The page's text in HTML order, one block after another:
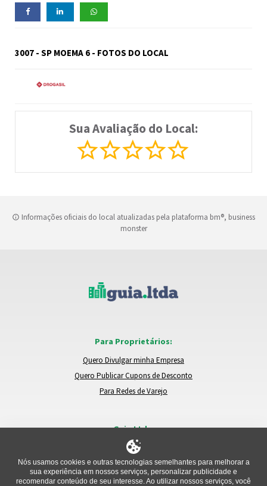
3007 - SP MOEMA 6 - FOTOS DO LOCAL
Sua Avaliação do Local:
Informações oficiais do local atualizadas pela plataforma bm®, business
monster
Para Proprietários:
Quero Divulgar minha Empresa
Quero Publicar Cupons de Desconto
Para Redes de Varejo
Guia.Ltda:
Locais e Empresas
Trocar de Região
Relatar um Problema
Nós usamos cookies e outras tecnologias semelhantes para melhorar a
sua experiência em nossos serviços, personalizar publicidade e
recomendar conteúdo de seu interesse. Ao utilizar nossos serviços, você